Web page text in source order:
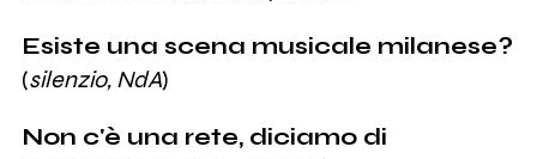
Esiste una scena musicale milanese?
(silenzio, NdA)
Non c'è una rete, diciamo di